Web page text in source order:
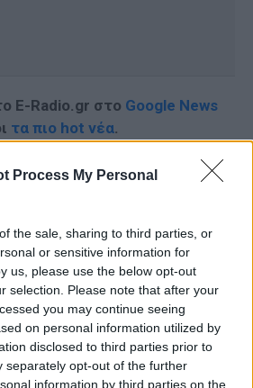
Process My Personal
the sale, sharing to third parties, or
or sensitive information for
us, please use the below opt-out
selection. Please note that after your
you may continue seeing
on personal information utilized by
disclosed to third parties prior to
separately opt-out of the further
information by third parties on the
E-Radio.gr στο Google News
τα πιο hot νέα.
νέα , μπείτε στην
E-Radio.gr και στο Instagram
ΔΙΑΦΗΜΙΣΗ